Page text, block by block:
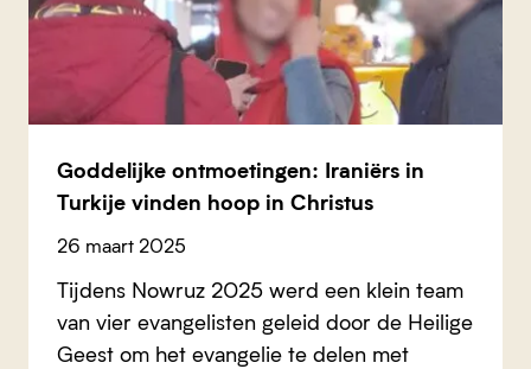
Goddelijke ontmoetingen: Iraniërs in
Turkije vinden hoop in Christus
26 maart 2025
Tijdens Nowruz 2025 werd een klein team
van vier evangelisten geleid door de Heilige
Geest om het evangelie te delen met